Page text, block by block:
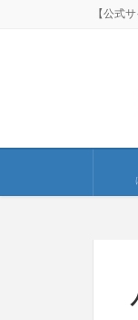
【公式